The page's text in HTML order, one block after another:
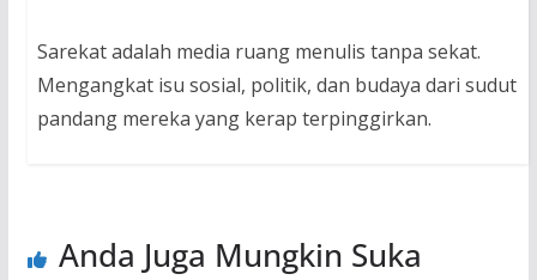
Sarekat adalah media ruang menulis tanpa sekat.
Mengangkat isu sosial, politik, dan budaya dari sudut
pandang mereka yang kerap terpinggirkan.
Anda Juga Mungkin Suka